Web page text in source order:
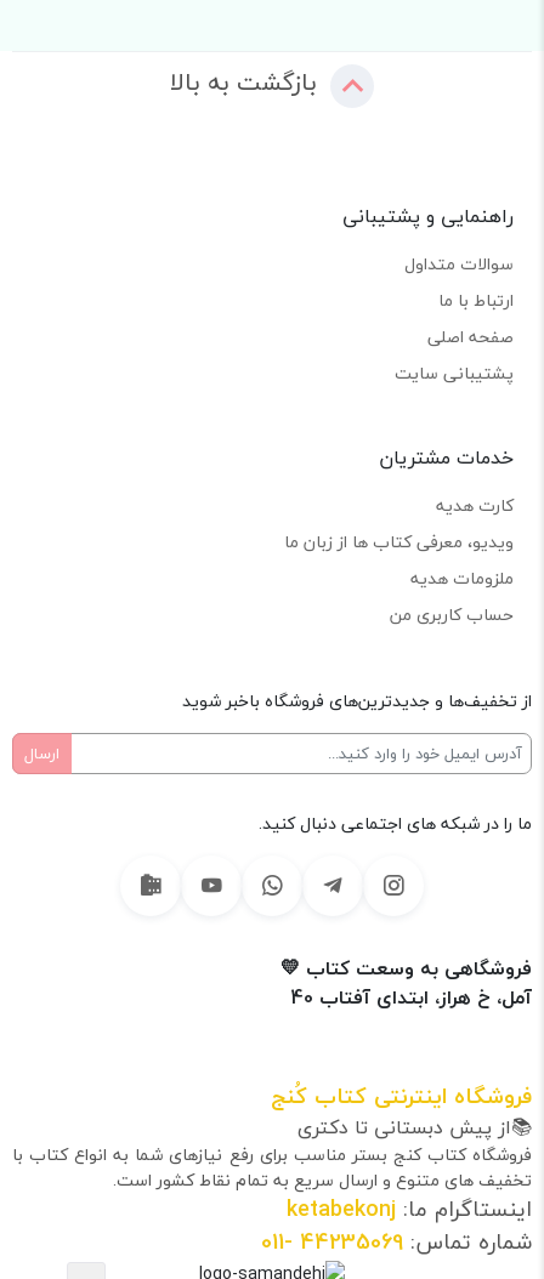
بازگشت به بالا
راهنمایی و پشتیبانی
سوالات متداول
ارتباط با ما
صفحه اصلی
پشتیبانی سایت
خدمات مشتریان
کارت هدیه
ویدیو، معرفی کتاب ها از زبان ما
ملزومات هدیه
حساب کاربری من
از تخفیف‌ها و جدیدترین‌های فروشگاه باخبر شوید
ما را در شبکه های اجتماعی دنبال کنید.
فروشگاهی به وسعت کتاب 💛
آمل، خ هراز، ابتدای آفتاب 40
فروشگاه اینترنتی کتاب کُنج
📚از پیش دبستانی تا دکتری
فروشگاه کتاب کنج بستر مناسب برای رفع نیازهای شما به انواع کتاب با
تخفیف های متنوع و ارسال سریع به تمام نقاط کشور است.
اینستاگرام ما: ketabekonj
شماره تماس: 44235069
-011